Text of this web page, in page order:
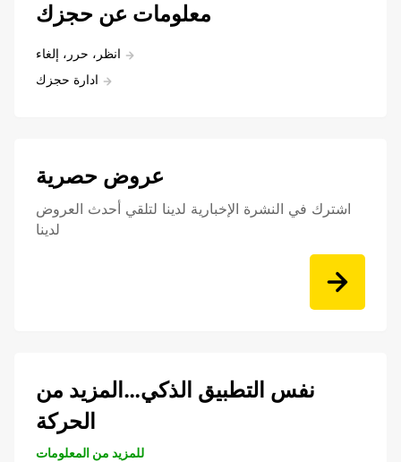
معلومات عن حجزك
انظر، حرر، إلغاء
ادارة حجزك
عروض حصرية
اشترك في النشرة الإخبارية لدينا لتلقي أحدث العروض
لدينا
نفس التطبيق الذكي…المزيد من
الحركة
للمزيد من المعلومات